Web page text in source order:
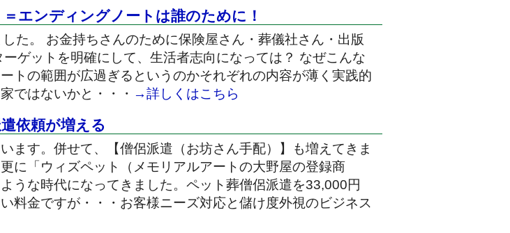
エンディングノートは誰のために！
た。 お金持ちさんのために保険屋さん・葬儀社さん・出版
ゲットを明確にして、生活者志向になっては？ なぜこんな
トの範囲が広過ぎるというのかそれぞれの内容が薄く実践的
ではないかと・・・ →詳しくはこちら
依頼が増える
ます。併せて、【僧侶派遣（お坊さん手配）】も増えてきま
に「ウィズペット（メモリアルアートの大野屋の登録商
うな時代になってきました。ペット葬僧侶派遣を33,000円
料金ですが・・・お客様ニーズ対応と儲け度外視のビジネス